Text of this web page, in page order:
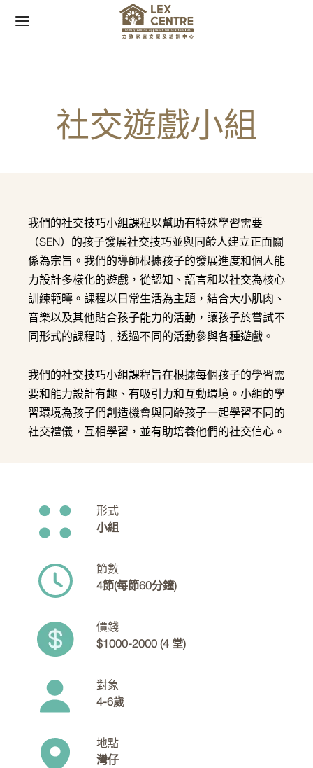
社交遊戲小組
我們的社交技巧小組課程以幫助有特殊學習需要
（SEN）的孩子發展社交技巧並與同齡人建立正面關
係為宗旨。我們的導師根據孩子的發展進度和個人能
力設計多樣化的遊戲，從認知、語言和以社交為核心
訓練範疇。課程以日常生活為主題，結合大小肌肉、
音樂以及其他貼合孩子能力的活動，讓孩子於嘗試不
同形式的課程時﹐透過不同的活動參與各種遊戲。
我們的社交技巧小組課程旨在根據每個孩子的學習需
要和能力設計有趣、有吸引力和互動環境。小組的學
習環境為孩子們創造機會與同齡孩子一起學習不同的
社交禮儀，互相學習，並有助培養他們的社交信心。
形式
小組
節數
4節(每節60分鐘)
價錢
$1000-2000 (4 堂)
對象
4-6歲
地點
灣仔